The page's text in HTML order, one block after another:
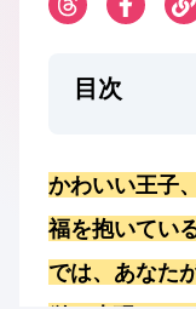
目次
かわいい王子
福を抱いてい
では、あなた